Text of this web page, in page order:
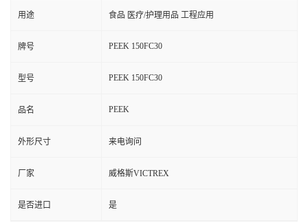
用途 食品 医疗/护理用品 工程应用
牌号 PEEK 150FC30
型号 PEEK 150FC30
品名 PEEK
外形尺寸 来电询问
厂家 威格斯VICTREX
是否进口 是